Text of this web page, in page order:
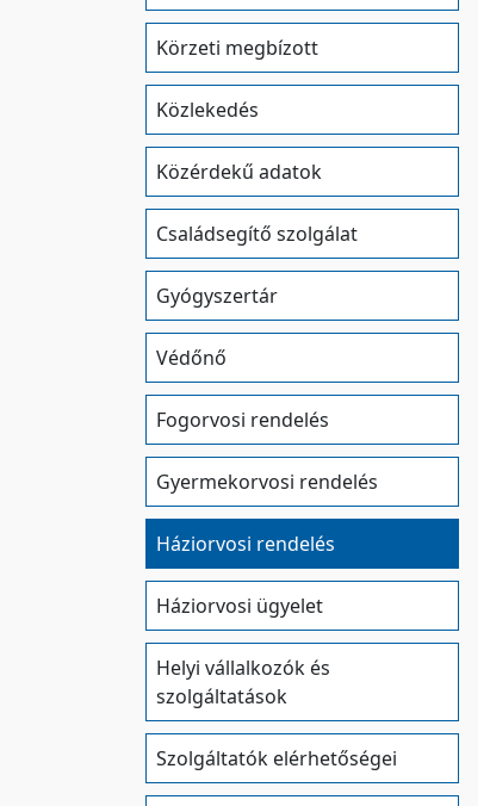
Körzeti megbízott
Közlekedés
Közérdekű adatok
Családsegítő szolgálat
Gyógyszertár
Védőnő
Fogorvosi rendelés
Gyermekorvosi rendelés
Háziorvosi rendelés
Háziorvosi ügyelet
Helyi vállalkozók és
szolgáltatások
Szolgáltatók elérhetőségei